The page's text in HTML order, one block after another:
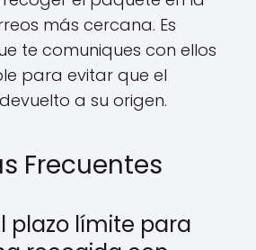
más cercana. Es
te comuniques con ellos
para evitar que el
a su origen.
Frecuentes
plazo límite para